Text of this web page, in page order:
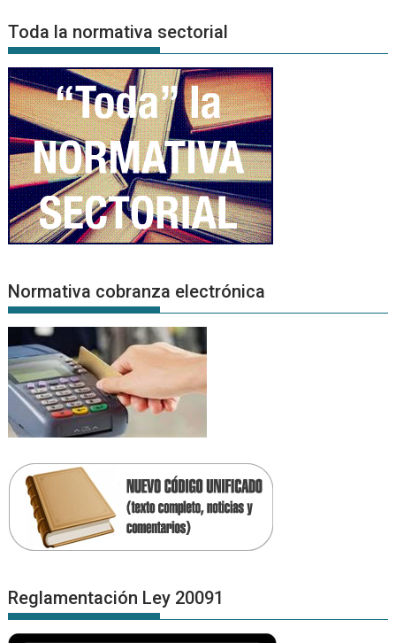
Noticias
Toda la normativa sectorial
Normativa cobranza electrónica
Reglamentación Ley 20091